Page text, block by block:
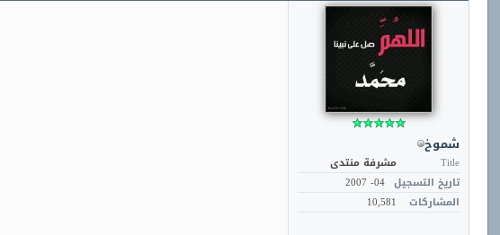
شموخ
Title
مشرفة منتدى
تاريخ التسجيل 04- 2007
المشاركات
10,581